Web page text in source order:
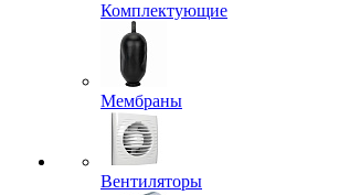
Комплектующие
Мембраны
Вентиляторы